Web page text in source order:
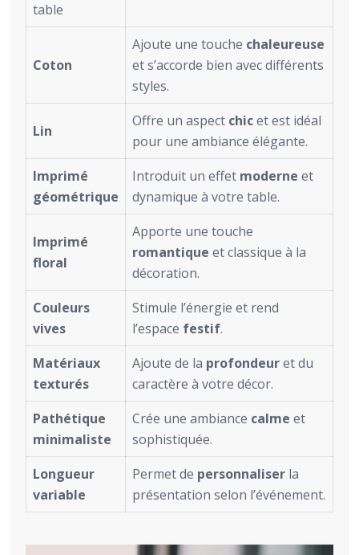
table
Coton
Ajoute une touche chaleureuse
et s’accorde bien avec différents
styles.
Lin
Offre un aspect chicet est idéal
pour une ambiance élégante.
Imprimé
géométrique
Introduit un effet moderne et
dynamique à votre table.
Imprimé
floral
Apporte une touche
romantique et classique à la
décoration.
Couleurs
vives
Stimule l’énergie et rend
l’espace festif.
Matériaux
texturés
Ajoute de la profondeuret du
caractère à votre décor.
Pathétique
minimaliste
Crée une ambiance calme et
sophistiquée.
Longueur
variable
Permet de personnaliser la
présentation selon l’événement.